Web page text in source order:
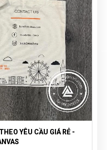
YÊU CẦU GIÁ RẺ -